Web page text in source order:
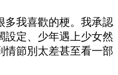
多我喜歡的梗。我承認
設定、少年遇上少女然
情節別太差甚至看一部